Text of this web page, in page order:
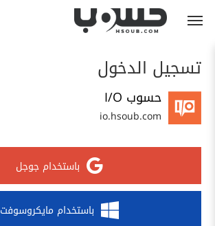
تسجيل الدخول
حسوب I/O
io.hsoub.com
باستخدام جوجل
باستخدام مايكروسوفت